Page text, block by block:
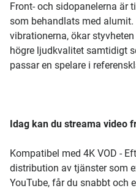
Front- och sidopanelerna är
som behandlats med alumit.
vibrationerna, ökar
högre ljudkvalitet samtidigt
passar en spelare i
Idag kan du streama video
Kompatibel med 4K VOD -
distribution av tjänster som
YouTube, får du snabbt och